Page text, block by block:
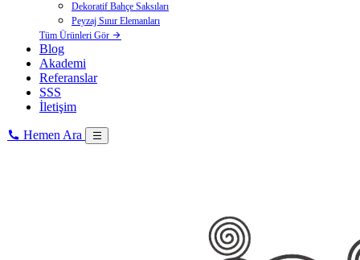
Dekoratif Bahçe Saksıları
Peyzaj Sınır Elemanları
Tüm Ürünleri Gör
Blog
Akademi
Referanslar
SSS
İletişim
Hemen Ara